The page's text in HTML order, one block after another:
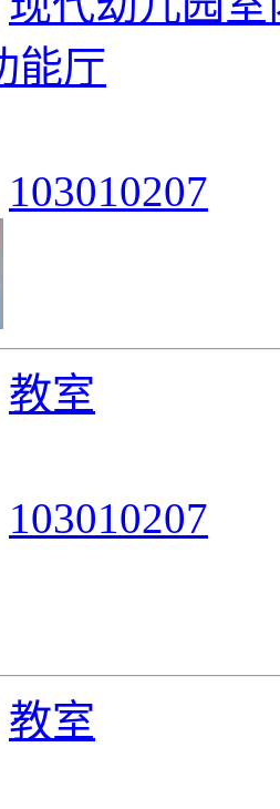
能厅
103010207
教室
103010207
教室